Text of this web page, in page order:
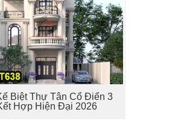
Biệt Thự Tân Cổ Điển 3
Hợp Hiện Đại 2026